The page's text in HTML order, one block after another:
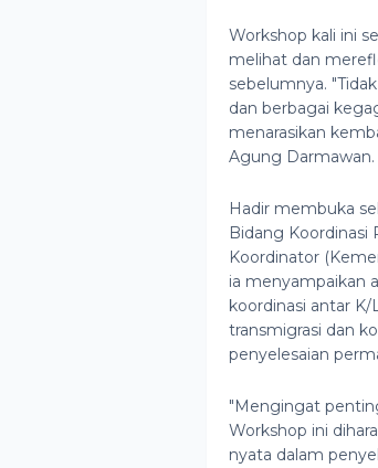
Workshop kali ini
melihat dan
sebelumnya.
dan berbagai
menarasikan
Agung Darmawan.
Hadir membuka
Bidang Koordinasi
Koordinator
ia menyampaikan
koordinasi antar
transmigrasi dan
penyelesaian
"Mengingat
Workshop ini
nyata dalam